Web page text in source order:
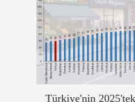
Türkiye'nin